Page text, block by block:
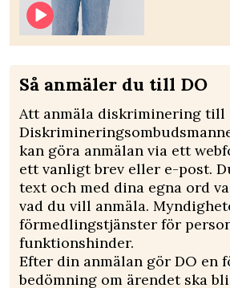
Så anmäler du till DO
Att anmäla diskriminering till
kan göra anmälan via ett
ett vanligt brev eller e-post.
text och med dina egna ord
vad du vill anmäla.
förmedlingstjänster för
funktionshinder.
Efter din anmälan gör DO en
bedömning om ärendet ska